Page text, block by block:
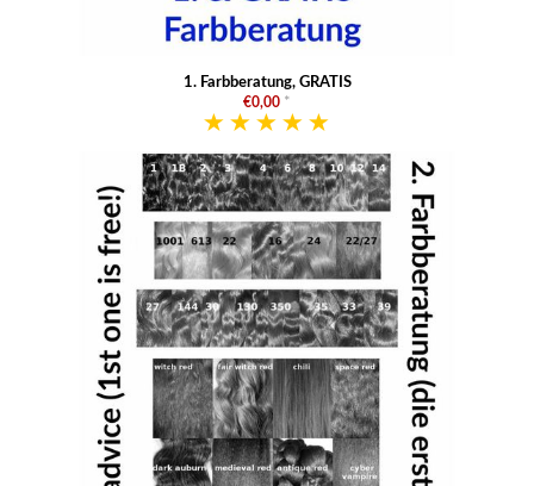
1. Farbberatung, GRATIS
€0,00 *